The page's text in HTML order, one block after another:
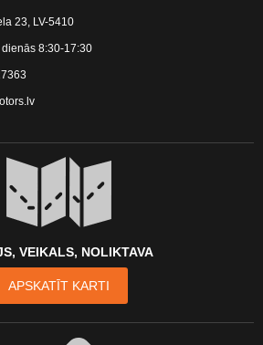
23, LV-5410
8:30-17:30
VEIKALS, NOLIKTAVA
APSKATĪT KARTI